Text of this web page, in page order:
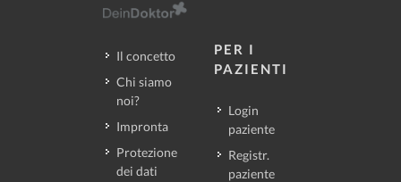
Il concetto
Chi siamo
noi?
Impronta
Protezione
dei dati
PER I
PAZIENTI
Login
paziente
Registr.
paziente